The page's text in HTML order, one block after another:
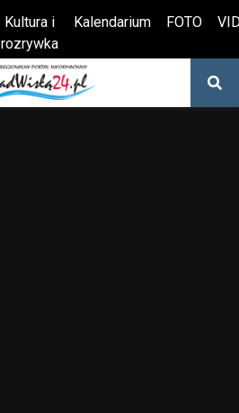
Kultura i
rozrywka
Kalendarium FOTO